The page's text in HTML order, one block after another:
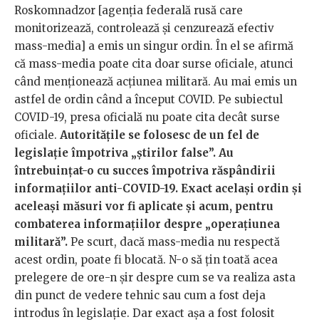
Roskomnadzor [agenția federală rusă care
monitorizează, controlează și cenzurează efectiv
mass-media] a emis un singur ordin. În el se afirmă
că mass-media poate cita doar surse oficiale, atunci
când menționează acțiunea militară. Au mai emis un
astfel de ordin când a început COVID. Pe subiectul
COVID-19, presa oficială nu poate cita decât surse
oficiale. Autoritățile se folosesc de un fel de
legislație împotriva „știrilor false”. Au
întrebuințat-o cu succes împotriva răspândirii
informațiilor anti-COVID-19. Exact același ordin și
aceleași măsuri vor fi aplicate și acum, pentru
combaterea informațiilor despre „operațiunea
militară”. Pe scurt, dacă mass-media nu respectă
acest ordin, poate fi blocată. N-o să țin toată acea
prelegere de ore-n șir despre cum se va realiza asta
din punct de vedere tehnic sau cum a fost deja
introdus în legislație. Dar exact așa a fost folosit